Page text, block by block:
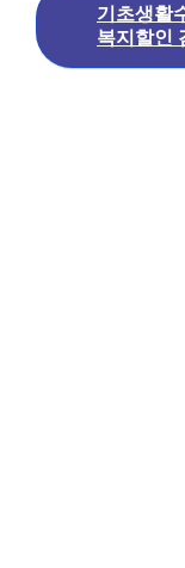
기초생활
복지할인